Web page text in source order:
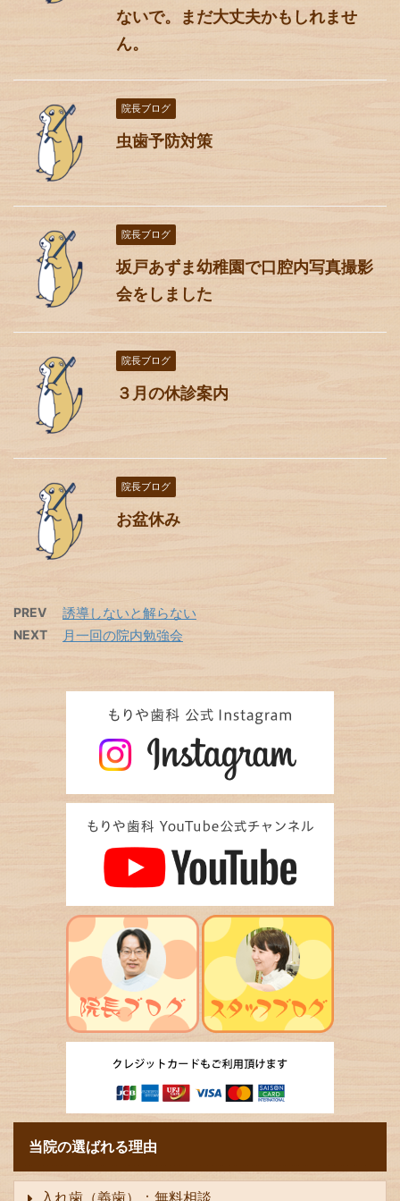
ないで。まだ大丈夫かもしれませ
ん。
院長ブログ
虫歯予防対策
院長ブログ
坂戸あずま幼稚園で口腔内写真撮影
会をしました
院長ブログ
３月の休診案内
院長ブログ
お盆休み
PREV 誘導しないと解らない
NEXT 月一回の院内勉強会
当院の選ばれる理由
入れ歯（義歯）：無料相談